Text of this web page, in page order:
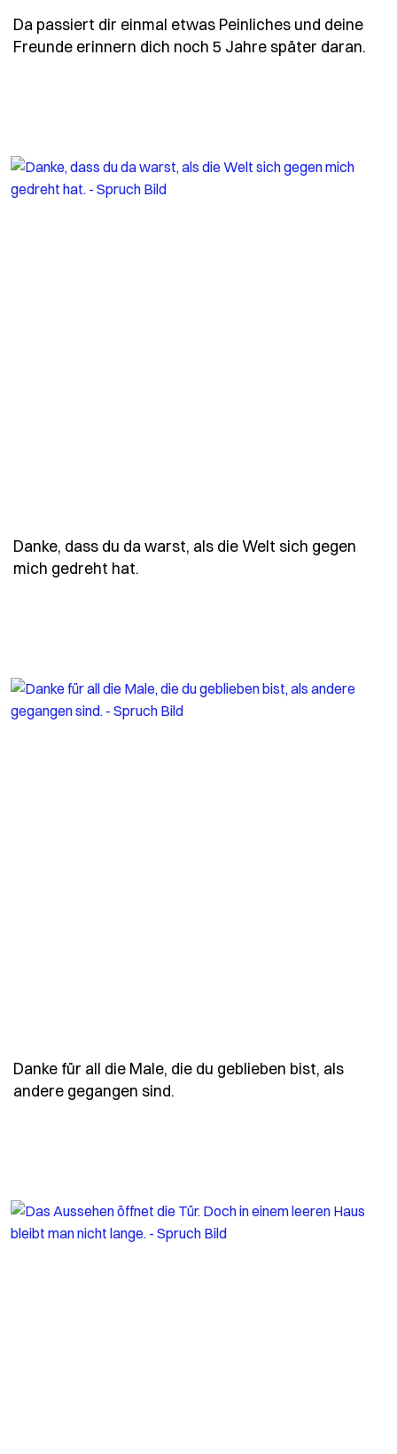
Da passiert dir einmal etwas Peinliches und deine
Freunde erinnern dich noch 5 Jahre später daran.
Danke, dass du da warst, als die Welt sich gegen
mich gedreht hat.
Danke für all die Male, die du geblieben bist, als
andere gegangen sind.